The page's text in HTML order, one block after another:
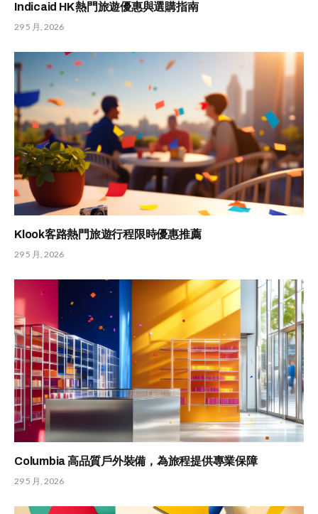
Indicaid HK 熱門旅遊優惠與選購指南
29 5 月, 2026
Klook客路熱門旅遊行程限時優惠推薦
29 5 月, 2026
Columbia 高品質戶外裝備，為旅程提供專業保障
29 5 月, 2026